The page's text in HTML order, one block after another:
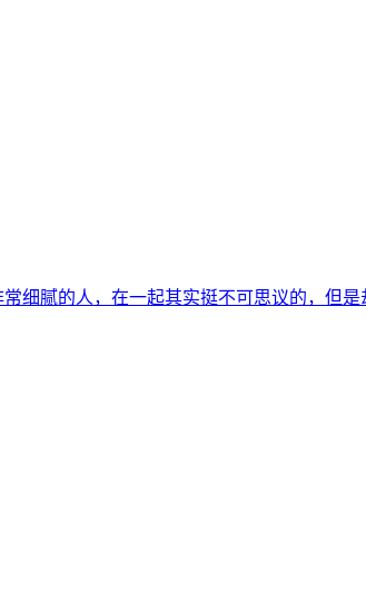
细腻的人，在一起其实挺不可思议的，但